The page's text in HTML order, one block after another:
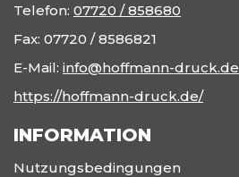
Telefon: 07720 / 858680
Fax: 07720 / 8586821
E-Mail: info@hoffmann-druck.de
https://hoffmann-druck.de/
INFORMATION
Nutzungsbedingungen